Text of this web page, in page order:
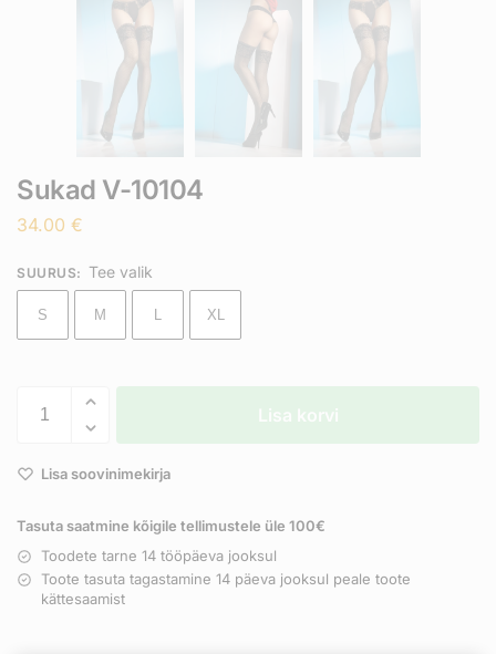
Sukad V-10104
34.00 €
SUURUS: Tee valik
S M L XL
Lisa korvi
Lisa soovinimekirja
Tasuta saatmine kõigile tellimustele üle 100€
Toodete tarne 14 tööpäeva jooksul
Toote tasuta tagastamine 14 päeva jooksul peale toote
kättesaamist